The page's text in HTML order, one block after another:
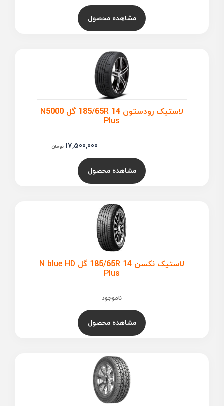
مشاهده محصول
لاستیک رودستون 185/65R 14 گل N5000
Plus
17,500,000 تومان
مشاهده محصول
لاستیک نکسن 185/65R 14 گل N blue HD
Plus
ناموجود
مشاهده محصول